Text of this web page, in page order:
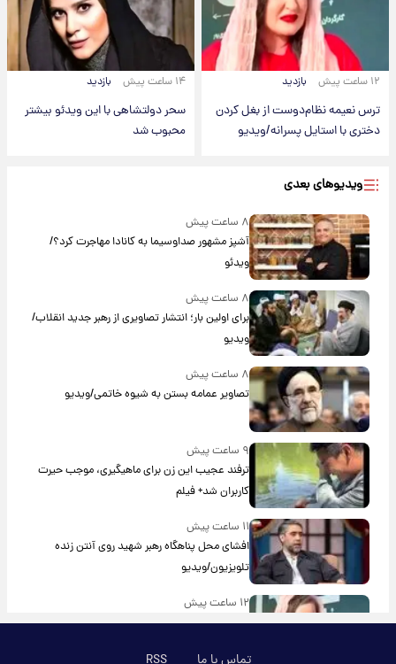
۱۲ ساعت پیش بازدید
ترس نعیمه نظام‌دوست از بغل کردن
دختری با استایل پسرانه/ویدیو
۱۴ ساعت پیش بازدید
سحر دولتشاهی با این ویدئو بیشتر
محبوب شد
ویدیوهای بعدی
۸ ساعت پیش
آشپز مشهور صداوسیما به کانادا مهاجرت کرد؟/
ویدئو
۸ ساعت پیش
برای اولین بار؛ انتشار تصاویری از رهبر جدید انقلاب/
ویدیو
۸ ساعت پیش
تصاویر عمامه بستن به شیوه خاتمی/ویدیو
۹ ساعت پیش
ترفند عجیب این زن برای ماهیگیری، موجب حیرت
کاربران شد+ فیلم
۱۱ ساعت پیش
افشای محل پناهگاه‌ رهبر شهید روی آنتن زنده
تلویزیون/ویدیو
۱۲ ساعت پیش
ترس نعیمه نظام‌دوست از بغل کردن دختری با